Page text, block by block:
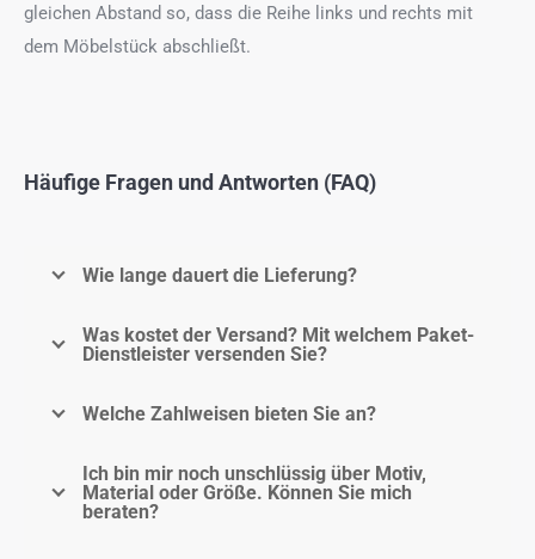
gleichen Abstand so, dass die Reihe links und rechts mit
dem Möbelstück abschließt.
Häufige Fragen und Antworten (FAQ)
Wie lange dauert die Lieferung?
Was kostet der Versand? Mit welchem Paket-
Dienstleister versenden Sie?
Welche Zahlweisen bieten Sie an?
Ich bin mir noch unschlüssig über Motiv,
Material oder Größe. Können Sie mich
beraten?